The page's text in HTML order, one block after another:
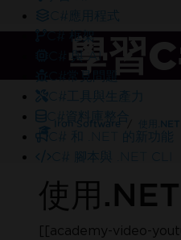
C# 框架
C# 與 AI
C#常見問題
C#工具與生產力
C#資料庫整合
C# 和 .NET 的新功能
C# 腳本與 .NET CLI
學習
Iron Software 使用
使用
[[academy-video-
試用期間24/5技術支援